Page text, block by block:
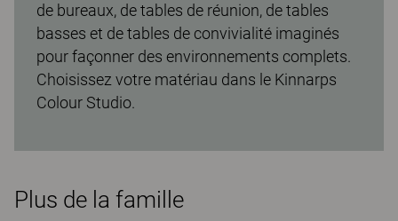
de bureaux, de tables de réunion, de tables
basses et de tables de convivialité imaginés
pour façonner des environnements complets.
Choisissez votre matériau dans le Kinnarps
Colour Studio.
Plus de la famille